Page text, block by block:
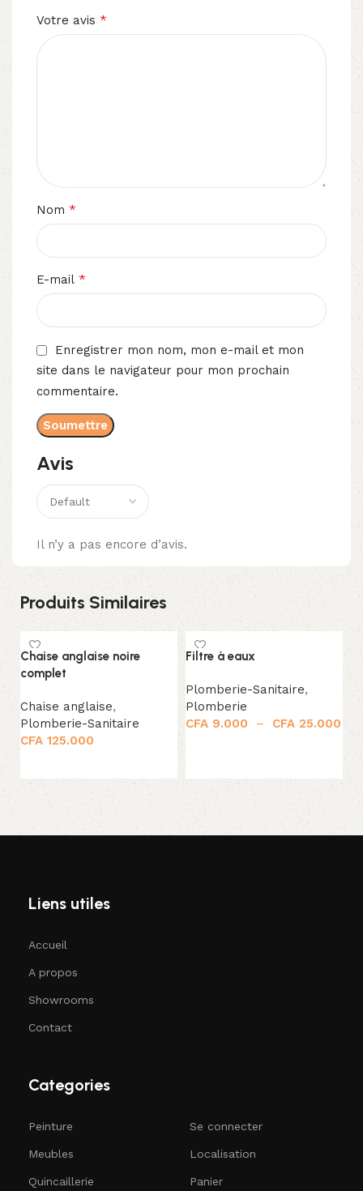
Avis
Il n’y a pas encore d’avis.
Votre avis *
Nom *
E-mail *
Enregistrer mon nom, mon e-mail et mon
site dans le navigateur pour mon prochain
commentaire.
Produits Similaires
Chaise anglaise noire
complet
Chaise anglaise,
Plomberie-Sanitaire
CFA 125.000
Filtre à eaux
Plomberie-Sanitaire,
Plomberie
CFA 9.000 – CFA 25.000
Liens utiles
Accueil
A propos
Showrooms
Contact
Categories
Peinture
Meubles
Quincaillerie
Se connecter
Localisation
Panier